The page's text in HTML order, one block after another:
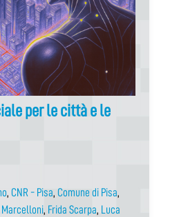
per le città e le
, CNR - Pisa, Comune di Pisa,
Marcelloni, Frida Scarpa, Luca